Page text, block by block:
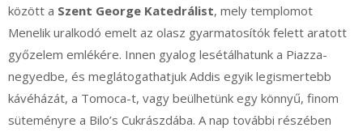
között a Szent George Katedrálist, mely templomot
Menelik uralkodó emelt az olasz gyarmatosítók felett aratott
győzelem emlékére. Innen gyalog lesétálhatunk a Piazza-
negyedbe, és meglátogathatjuk Addis egyik legismertebb
kávéházát, a Tomoca-t, vagy beülhetünk egy könnyű, finom
süteményre a Bilo’s Cukrászdába. A nap további részében